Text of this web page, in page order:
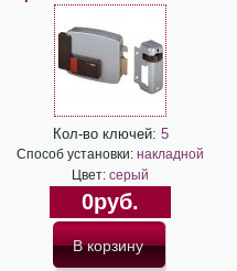
Кол-во ключей: 5
Способ установки: накладной
Цвет: серый
0руб.